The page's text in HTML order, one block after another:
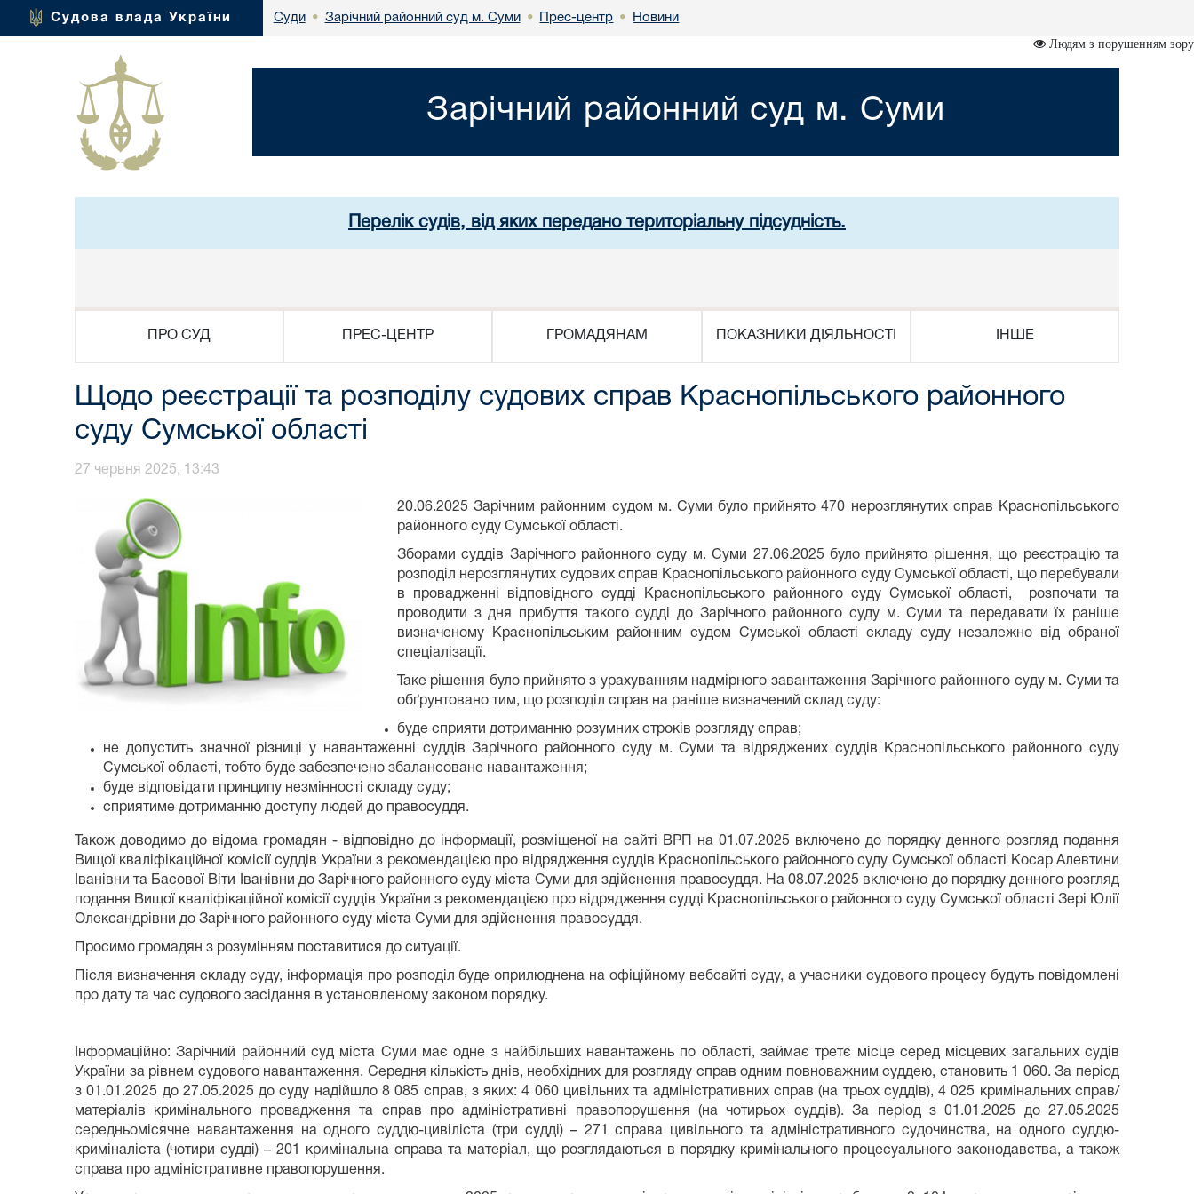
Судова влада України Суди • Зарічний районний суд м. Суми • Прес-центр • Новини
Людям з порушенням зору
Зарічний районний суд м. Суми
Перелік судів, від яких передано територіальну підсудність.
ПРО СУД ПРЕС-ЦЕНТР ГРОМАДЯНАМ ПОКАЗНИКИ ДІЯЛЬНОСТІ ІНШЕ
Щодо реєстрації та розподілу судових справ Краснопільського районного
суду Сумської області
27 червня 2025, 13:43
20.06.2025 Зарічним районним судом м. Суми було прийнято 470 нерозглянутих справ Краснопільського
районного суду Сумської області.
Зборами суддів Зарічного районного суду м. Суми 27.06.2025 було прийнято рішення, що реєстрацію та
розподіл нерозглянутих судових справ Краснопільського районного суду Сумської області, що перебували
в провадженні відповідного судді Краснопільського районного суду Сумської області, розпочати та
проводити з дня прибуття такого судді до Зарічного районного суду м. Суми та передавати їх раніше
визначеному Краснопільським районним судом Сумської області складу суду незалежно від обраної
спеціалізації.
Таке рішення було прийнято з урахуванням надмірного завантаження Зарічного районного суду м. Суми та
обґрунтовано тим, що розподіл справ на раніше визначений склад суду:
буде сприяти дотриманню розумних строків розгляду справ;
не допустить значної різниці у навантаженні суддів Зарічного районного суду м. Суми та відряджених суддів Краснопільського районного суду
Сумської області, тобто буде забезпечено збалансоване навантаження;
буде відповідати принципу незмінності складу суду;
сприятиме дотриманню доступу людей до правосуддя.
Також доводимо до відома громадян - відповідно до інформації, розміщеної на сайті ВРП на 01.07.2025 включено до порядку денного розгляд подання
Вищої кваліфікаційної комісії суддів України з рекомендацією про відрядження суддів Краснопільського районного суду Сумської області Косар Алевтини
Іванівни та Басової Віти Іванівни до Зарічного районного суду міста Суми для здійснення правосуддя. На 08.07.2025 включено до порядку денного розгляд
подання Вищої кваліфікаційної комісії суддів України з рекомендацією про відрядження судді Краснопільського районного суду Сумської області Зері Юлії
Олександрівни до Зарічного районного суду міста Суми для здійснення правосуддя.
Просимо громадян з розумінням поставитися до ситуації.
Після визначення складу суду, інформація про розподіл буде оприлюднена на офіційному вебсайті суду, а учасники судового процесу будуть повідомлені
про дату та час судового засідання в установленому законом порядку.
Інформаційно: Зарічний районний суд міста Суми має одне з найбільших навантажень по області, займає третє місце серед місцевих загальних судів
України за рівнем судового навантаження. Середня кількість днів, необхідних для розгляду справ одним повноважним суддею, становить 1 060. За період
з 01.01.2025 до 27.05.2025 до суду надійшло 8 085 справ, з яких: 4 060 цивільних та адміністративних справ (на трьох суддів), 4 025 кримінальних справ/
матеріалів кримінального провадження та справ про адміністративні правопорушення (на чотирьох суддів). За період з 01.01.2025 до 27.05.2025
середньомісячне навантаження на одного суддю-цивіліста (три судді) – 271 справа цивільного та адміністративного судочинства, на одного суддю-
криміналіста (чотири судді) – 201 кримінальна справа та матеріал, що розглядаються в порядку кримінального процесуального законодавства, а також
справа про адміністративне правопорушення.